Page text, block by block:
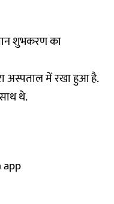
शुभकरण का
अस्पताल में रखा हुआ है.
थे.
app